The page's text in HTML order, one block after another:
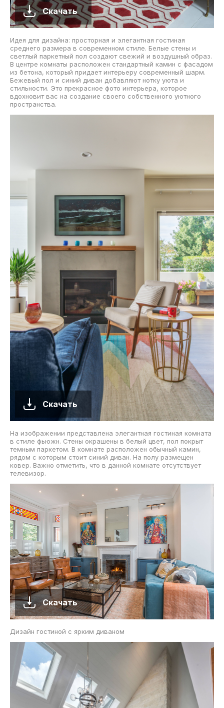
Скачать
Идея для дизайна: просторная и элегантная гостиная
среднего размера в современном стиле. Белые стены и
светлый паркетный пол создают свежий и воздушный образ.
В центре комнаты расположен стандартный камин с фасадом
из бетона, который придает интерьеру современный шарм.
Бежевый пол и синий диван добавляют нотку уюта и
стильности. Это прекрасное фото интерьера, которое
вдохновит вас на создание своего собственного уютного
пространства.
Скачать
На изображении представлена элегантная гостиная комната
в стиле фьюжн. Стены окрашены в белый цвет, пол покрыт
темным паркетом. В комнате расположен обычный камин,
рядом с которым стоит синий диван. На полу размещен
ковер. Важно отметить, что в данной комнате отсутствует
телевизор.
Скачать
Дизайн гостиной с ярким диваном